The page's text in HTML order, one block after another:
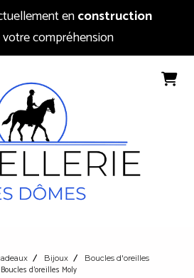
enconstruction
votre compréhension
Bijoux Boucles d'oreilles
Boucles d'oreilles Moly